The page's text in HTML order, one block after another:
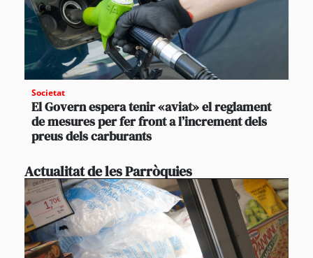
Societat
El Govern espera tenir «aviat» el reglament
de mesures per fer front a l’increment dels
preus dels carburants
Actualitat de les Parròquies